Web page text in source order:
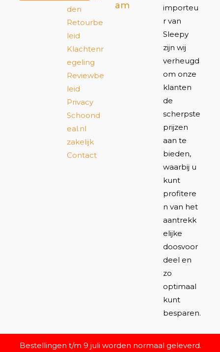
den
Retourbe
leid
Klachtenr
egeling
Reviewbe
leid
Privacy
Schoond
eal.nl
zakelijk
Contact
am
importeu
r van
Sleepy
zijn wij
verheugd
om onze
klanten
de
scherpste
prijzen
aan te
bieden,
waarbij u
kunt
profitere
n van het
aantrekk
elijke
doosvoor
deel en
zo
optimaal
kunt
besparen.
Bestellingen t/m 9 juli worden normaal geleverd.